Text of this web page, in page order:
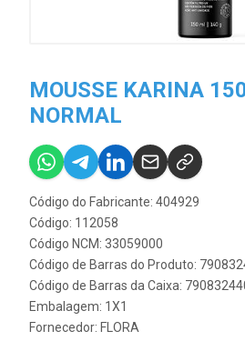
MOUSSE KARINA
NORMAL
Código do Fabricante: 404929
Código: 112058
Código NCM: 33059000
Código de Barras do Produto:
Código de Barras da Caixa:
Embalagem: 1X1
Fornecedor: FLORA